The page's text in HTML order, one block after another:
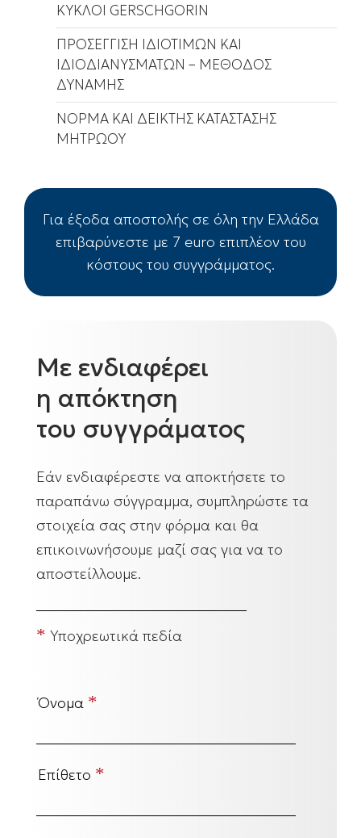
ΚΥΚΛΟΙ GERSCHGORIN
ΠΡΟΣΕΓΓΙΣΗ ΙΔΙΟΤΙΜΩΝ ΚΑΙ
ΙΔΙΟΔΙΑΝΥΣΜΑΤΩΝ – ΜΕΘΟΔΟΣ
ΔΥΝΑΜΗΣ
ΝΟΡΜΑ ΚΑΙ ΔΕΙΚΤΗΣ ΚΑΤΑΣΤΑΣΗΣ
ΜΗΤΡΩΟΥ
Για έξοδα αποστολής σε όλη την Ελλάδα
επιβαρύνεστε με 7 euro επιπλέον του
κόστους του συγγράμματος.
Με ενδιαφέρει
η απόκτηση
του συγγράματος
Εάν ενδιαφέρεστε να αποκτήσετε το
παραπάνω σύγγραμμα, συμπληρώστε τα
στοιχεία σας στην φόρμα και θα
επικοινωνήσουμε μαζί σας για να το
αποστείλλουμε.
* Υποχρεωτικά πεδία
Όνομα *
Επίθετο *